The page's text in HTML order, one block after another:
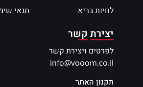
לחיות בריא
תנאי
יצירת קשר
לפרטים ויצירת קשר
info@vooom.co.il
תקנון האתר